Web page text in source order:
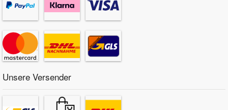
Unsere Versender